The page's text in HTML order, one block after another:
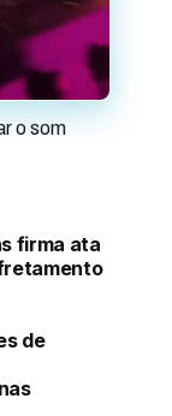
o som
firma ata
de